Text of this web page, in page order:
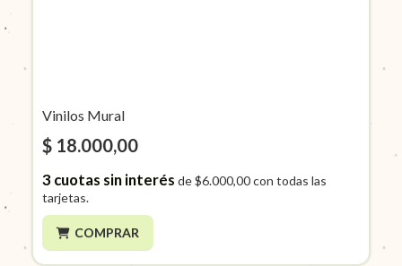
Vinilos Mural
$ 18.000,00
3cuotas sin interés de$6.000,00con todas las
tarjetas.
COMPRAR